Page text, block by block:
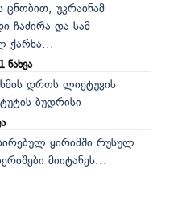
უკრაინამ
ჩაძირა და სამ
ქარხა...
ნახვა
დროს ლიეტუვის
ბუდრისი
ყირიმში რუსულ
მიიტანეს...